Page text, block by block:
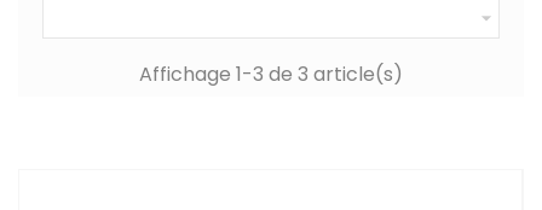

Affichage 1-3 de 3 article(s)